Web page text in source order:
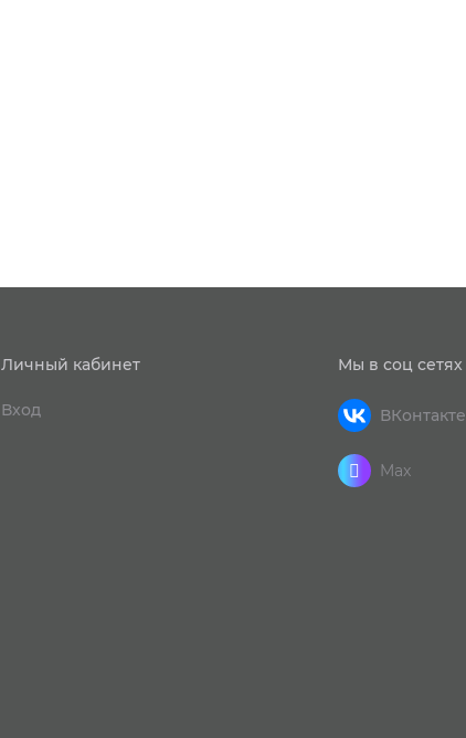
Личный кабинет
Вход
Мы в соц сетях
ВКонтакте